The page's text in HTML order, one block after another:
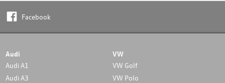
Facebook
Audi
Audi A1
Audi A3
VW
VW Golf
VW Polo